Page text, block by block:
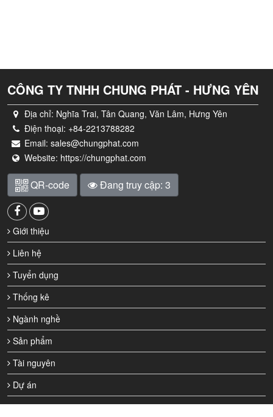
CÔNG TY TNHH CHUNG PHÁT - HƯNG YÊN
Địa chỉ: Nghĩa Trai, Tân Quang, Văn Lâm, Hưng Yên
Điện thoại: +84-2213788282
Email: sales@chungphat.com
Website: https://chungphat.com
QR-code Đang truy cập: 3
Giới thiệu
Liên hệ
Tuyển dụng
Thống kê
Ngành nghề
Sản phẩm
Tài nguyên
Dự án